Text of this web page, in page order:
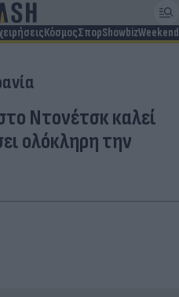
ΚόσμοςΣπορShowbizWeekend
Ντονέτσκ καλεί
ολόκληρη την